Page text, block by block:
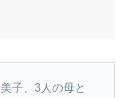
子、3人の母と